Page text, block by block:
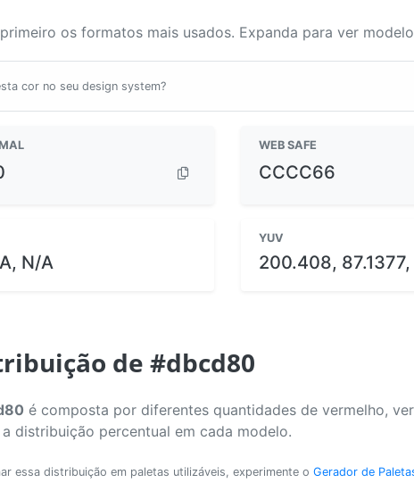
os formatos mais usados. Expanda para ver
cor no seu design system?
WEB SAFE
CCCC66
N/A
YUV
200.408, 87.1377,
de #dbcd80
é composta por diferentes quantidades de vermelho,
distribuição percentual em cada modelo.
essa distribuição em paletas utilizáveis, experimente o Gerador de